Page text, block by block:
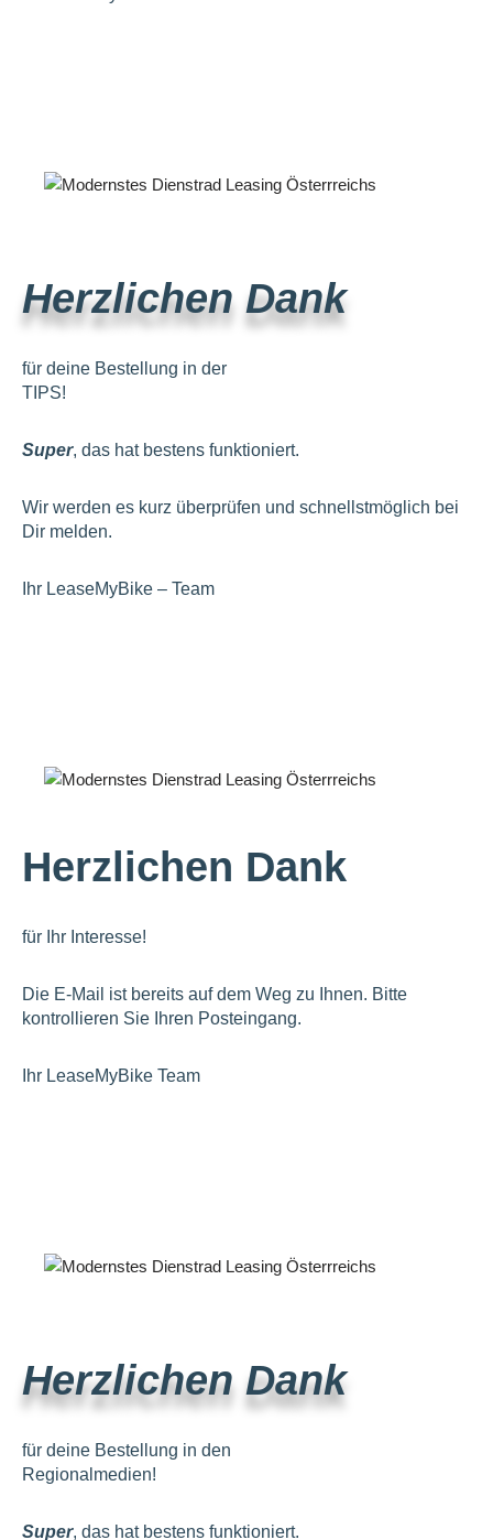
Herzlichen Dank
für deine Bestellung in der
TIPS!
Super, das hat bestens funktioniert.
Wir werden es kurz überprüfen und schnellstmöglich bei
Dir melden.
Ihr LeaseMyBike – Team
Herzlichen Dank
für Ihr Interesse!
Die E-Mail ist bereits auf dem Weg zu Ihnen. Bitte
kontrollieren Sie Ihren Posteingang.
Ihr LeaseMyBike Team
Herzlichen Dank
für deine Bestellung in den
Regionalmedien!
Super, das hat bestens funktioniert.